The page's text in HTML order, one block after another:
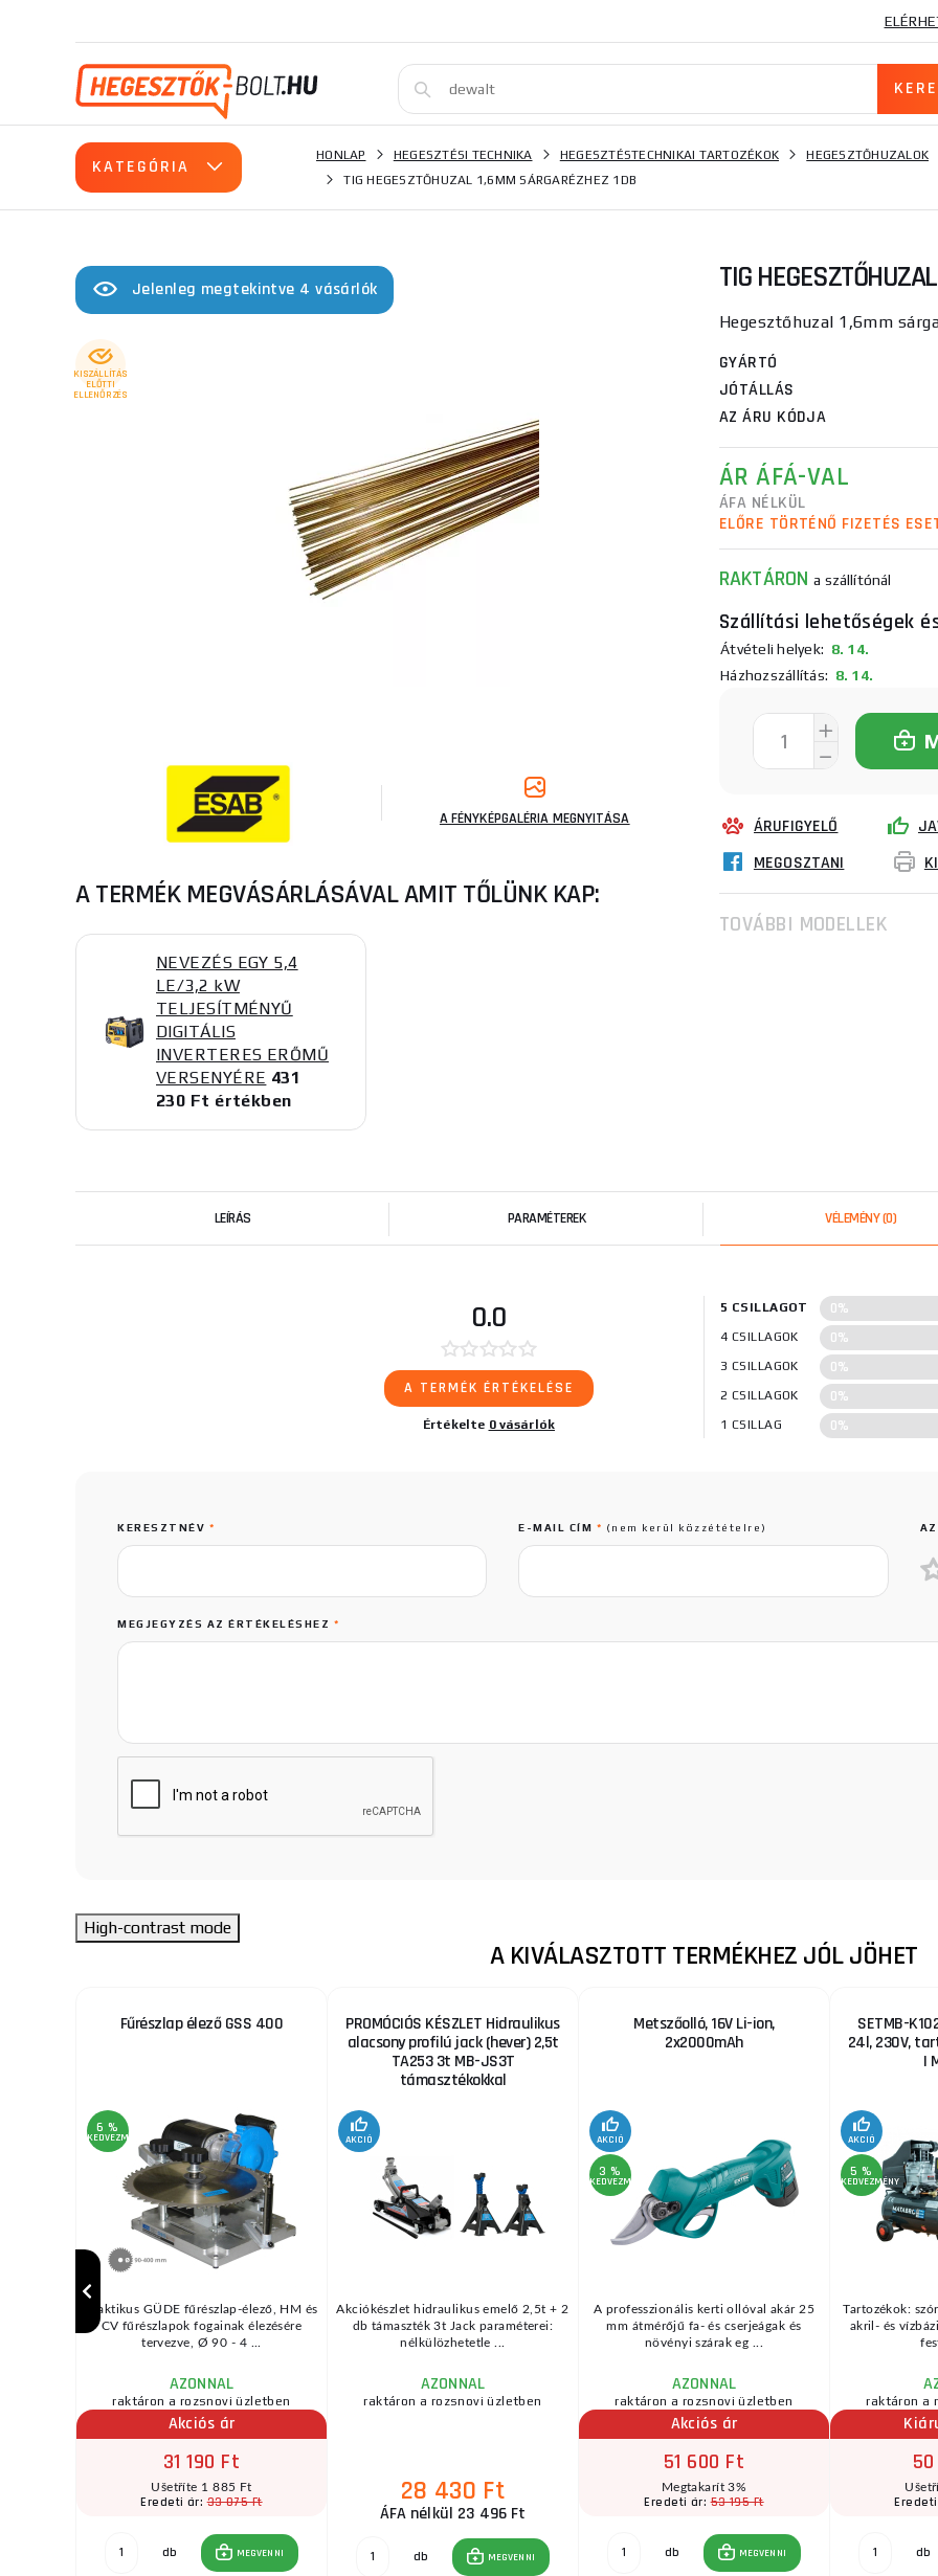
KATEGÓRIA
HONLAP HEGESZTÉSI TECHNIKA HEGESZTÉSTECHNIKAI TARTOZÉKOK HEGESZTŐHUZALOK
TIG HEGESZTŐHUZAL 1,6MM SÁRGARÉZHEZ 1DB
Jelenleg megtekintve 4 vásárlók
KISZÁLLÍTÁS
ELŐTTI
ELLENŐRZÉS
A FÉNYKÉPGALÉRIA MEGNYITÁSA
A TERMÉK MEGVÁSÁRLÁSÁVAL AMIT TŐLÜNK KAP:
NEVEZÉS EGY 5,4
LE/3,2 kW
TELJESÍTMÉNYŰ
DIGITÁLIS
INVERTERES ERŐMŰ
VERSENYÉRE 431
230 Ft értékben
TIG
Hegesztőhuzal 1,6mm
GYÁRTÓ
JÓTÁLLÁS
AZ ÁRU KÓDJA
ÁR ÁFÁ-VAL
ÁFA NÉLKÜL
ELŐRE TÖRTÉNŐ FIZETÉS
RAKTÁRONa szállítónál
Szállítási lehetőségek
Átvételi helyek: 8. 14.
Házhozszállítás: 8. 14.
ÁRUFIGYELŐ
MEGOSZTANI
TOVÁBBI MODELLEK
LEÍRÁS PARAMÉTEREK VÉLEMÉNY(0)
0.0
A TERMÉK ÉRTÉKELÉSE
Értékelte 0 vásárlók
5 CSILLAGOT 0%
4 CSILLAGOK 0%
3 CSILLAGOK 0%
2 CSILLAGOK 0%
1 CSILLAG 0%
KERESZTNÉV * E-MAIL CÍM * (nem kerül közzétételre)
MEGJEGYZÉS AZ ÉRTÉKELÉSHEZ *
High-contrast mode
A KIVÁLASZTOTT TERMÉKHEZ JÓL JÖHET
Fűrészlap élező GSS 400
6 %
KEDVEZMÉNY
Praktikus GÜDE fűrészlap-élező, HM és
CV fűrészlapok fogainak élezésére
tervezve, Ø 90 - 4 ...
AZONNAL
raktáron a rozsnovi üzletben
Akciós ár
31 190 Ft
Ušetříte 1 885 Ft
Eredeti ár:33 075 Ft
db MEGVENNI
PROMÓCIÓS KÉSZLET Hidraulikus
alacsony profilú jack (hever) 2,5t
TA253 3t MB-JS3T
támasztékokkal
AKCIÓ
Akciókészlet hidraulikus emelő 2,5t + 2
db támaszték 3t Jack paraméterei:
nélkülözhetetle ...
AZONNAL
raktáron a rozsnovi üzletben
28 430 Ft
ÁFA nélkül 23 496 Ft
db MEGVENNI
Metszőolló, 16V Li-ion,
2x2000mAh
AKCIÓ
3 %
KEDVEZMÉNY
A professzionális kerti ollóval akár 25
mm átmérőjű fa- és cserjeágak és
növényi szárak eg ...
AZONNAL
raktáron a rozsnovi üzletben
Akciós ár
51 600 Ft
Megtakarít 3%
Eredeti ár:53 195 Ft
db MEGVENNI
SETMB-
24l, 230V,
|
AKCIÓ
5 %
KEDVEZMÉNY
Tartozékok:
akril- és
raktáron a
db